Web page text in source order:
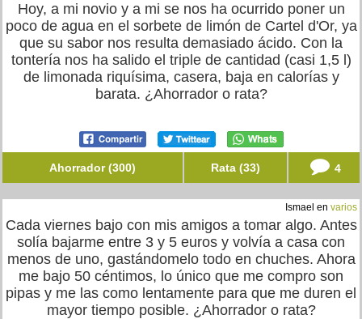
Hoy, a mi novio y a mi se nos ha ocurrido poner un
poco de agua en el sorbete de limón de Cartel d'Or, ya
que su sabor nos resulta demasiado ácido. Con la
tontería nos ha salido el triple de cantidad (casi 1,5 l)
de limonada riquísima, casera, baja en calorías y
barata. ¿Ahorrador o rata?
Ahorrador (300) Rata (33) 4
Ismael en varios
Cada viernes bajo con mis amigos a tomar algo. Antes
solía bajarme entre 3 y 5 euros y volvía a casa con
menos de uno, gastándomelo todo en chuches. Ahora
me bajo 50 céntimos, lo único que me compro son
pipas y me las como lentamente para que me duren el
mayor tiempo posible. ¿Ahorrador o rata?